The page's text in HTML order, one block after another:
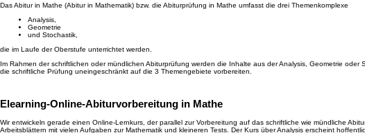
Das Abitur in Mathe (Abitur in Mathematik) bzw. die Abiturprüfung in Mathe umfasst die drei Themenkomplexe
Analysis,
Geometrie
und Stochastik,
die im Laufe der Oberstufe unterrichtet werden.
Im Rahmen der schriftlichen oder mündlichen Abiturprüfung werden die Inhalte aus der Analysis, Geometrie
die schriftliche Prüfung uneingeschränkt auf die 3 Themengebiete vorbereiten.
Elearning-Online-Abiturvorbereitung in Mathe
Wir entwickeln gerade einen Online-Lernkurs, der parallel zur Vorbereitung auf das schriftliche wie mündliche
Arbeitsblättern mit vielen Aufgaben zur Mathematik und kleineren Tests. Der Kurs über Analysis erscheint